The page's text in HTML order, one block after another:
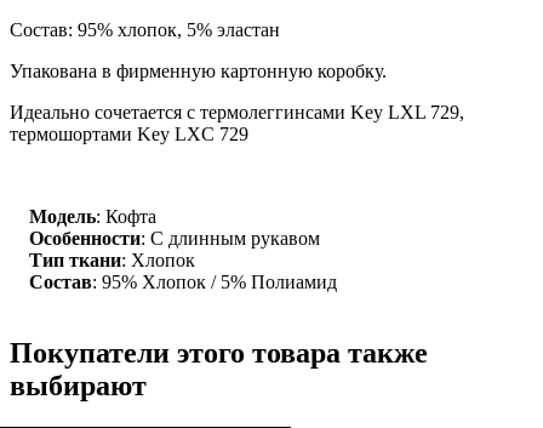
Состав: 95% хлопок, 5% эластан
Упакована в фирменную картонную коробку.
Идеально сочетается с термолеггинсами Key LXL 729,
термошортами Key LXC 729
Модель: Кофта
Особенности: С длинным рукавом
Тип ткани: Хлопок
Состав: 95% Хлопок / 5% Полиамид
Покупатели этого товара также
выбирают